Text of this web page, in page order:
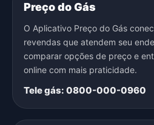
Preço do Gás
O Aplicativo Preço do Gás
revendas que atendem seu
comparar opções de preço e
online com mais praticidade.
Tele gás: 0800-000-0960